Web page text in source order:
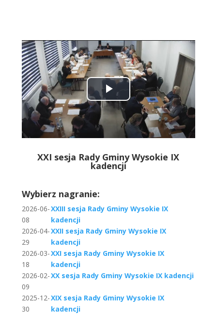
Play
Video
XXI sesja Rady Gminy Wysokie IX
kadencji
Wybierz nagranie:
2026-06-
08
XXIII sesja Rady Gminy Wysokie IX
kadencji
2026-04-
29
XXII sesja Rady Gminy Wysokie IX
kadencji
2026-03-
18
XXI sesja Rady Gminy Wysokie IX
kadencji
2026-02-
09
XX sesja Rady Gminy Wysokie IX kadencji
2025-12-
30
XIX sesja Rady Gminy Wysokie IX
kadencji